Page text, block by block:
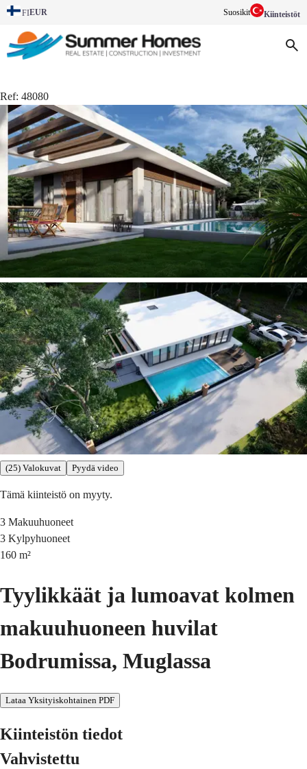
FIEUR Suosikit Kiinteistöt
Ref: 48080
(25) Valokuvat Pyydä video
Tämä kiinteistö on myyty.
3 Makuuhuoneet
3 Kylpyhuoneet
160 m²
Tyylikkäät ja lumoavat kolmen
makuuhuoneen huvilat
Bodrumissa, Muglassa
Lataa Yksityiskohtainen PDF
Kiinteistön tiedot
Vahvistettu